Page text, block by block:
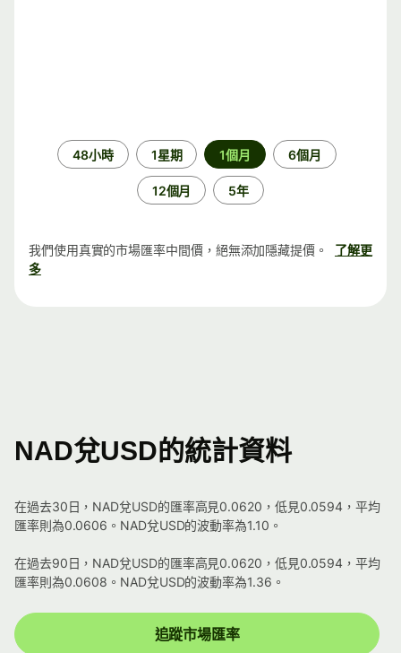
48小時 1星期 1個月 6個月
12個月 5年
我們使用真實的市場匯率中間價，絕無添加隱藏提價。
了解更
多
NAD兌USD的統計資料
在過去30日，NAD兌USD的匯率高見0.0620，低見0.0594，平均
匯率則為0.0606。NAD兌USD的波動率為1.10。
在過去90日，NAD兌USD的匯率高見0.0620，低見0.0594，平均
匯率則為0.0608。NAD兌USD的波動率為1.36。
追蹤市場匯率